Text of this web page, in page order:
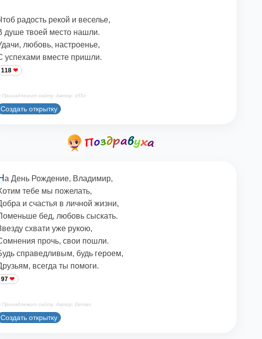
радость рекой и веселье,
душе твоей место нашли.
любовь, настроенье,
успехами вместе пришли.
118
Принадлежит сайту. Автор: z55z
Создать открытку
а День Рождение, Владимир,
тебе мы пожелать,
и счастья в личной жизни,
бед, любовь сыскать.
схвати уже рукою,
прочь, свои пошли.
справедливым, будь героем,
всегда ты помоги.
97
Принадлежит сайту. Автор: Deman
Создать открытку